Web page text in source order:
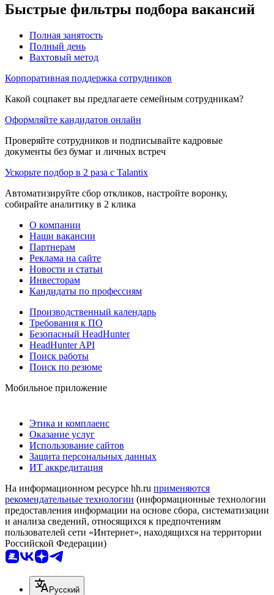
Быстрые фильтры подбора вакансий
Полная занятость
Полный день
Вахтовый метод
Корпоративная поддержка сотрудников
Какой соцпакет вы предлагаете семейным сотрудникам?
Оформляйте кандидатов онлайн
Проверяйте сотрудников и подписывайте кадровые
документы без бумаг и личных встреч
Ускорьте подбор в 2 раза с Talantix
Автоматизируйте сбор откликов, настройте воронку,
собирайте аналитику в 2 клика
О компании
Наши вакансии
Партнерам
Реклама на сайте
Новости и статьи
Инвесторам
Кандидаты по профессиям
Производственный календарь
Требования к ПО
Безопасный HeadHunter
HeadHunter API
Поиск работы
Поиск по резюме
Мобильное приложение
Этика и комплаенс
Оказание услуг
Использование сайтов
Защита персональных данных
ИТ аккредитация
На информационном ресурсе hh.ru применяются
рекомендательные технологии (информационные технологии
предоставления информации на основе сбора, систематизации
и анализа сведений, относящихся к предпочтениям
пользователей сети «Интернет», находящихся на территории
Российской Федерации)
Русский